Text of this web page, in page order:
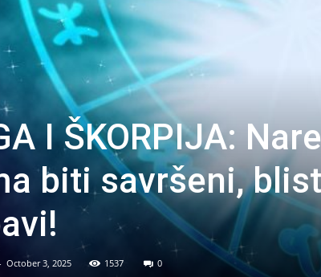
I ŠKORPIJA:
biti savršeni,
October 3, 2025 1537 0